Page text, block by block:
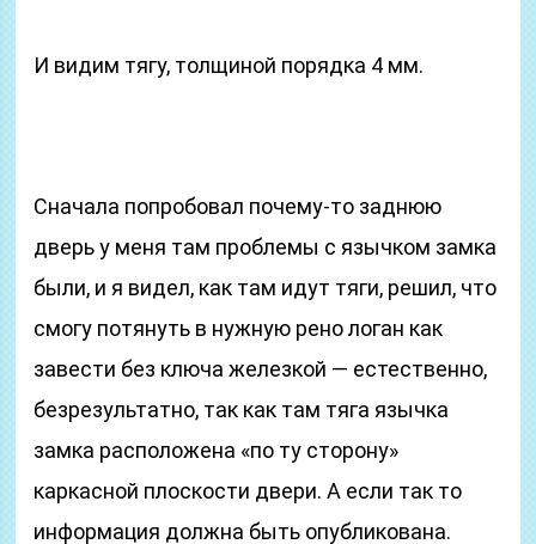
И видим тягу, толщиной порядка 4 мм.
Сначала попробовал почему-то заднюю
дверь у меня там проблемы с язычком замка
были, и я видел, как там идут тяги, решил, что
смогу потянуть в нужную рено логан как
завести без ключа железкой — естественно,
безрезультатно, так как там тяга язычка
замка расположена «по ту сторону»
каркасной плоскости двери. А если так то
информация должна быть опубликована.